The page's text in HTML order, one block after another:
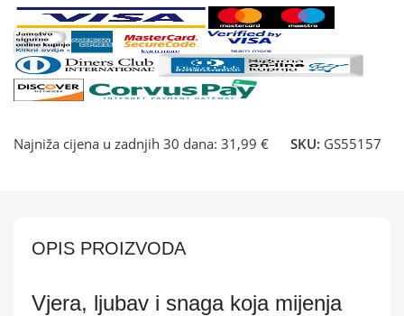
Najniža cijena u zadnjih 30 dana: 31,99 € SKU: GS55157
OPIS PROIZVODA
Vjera, ljubav i snaga koja mijenja